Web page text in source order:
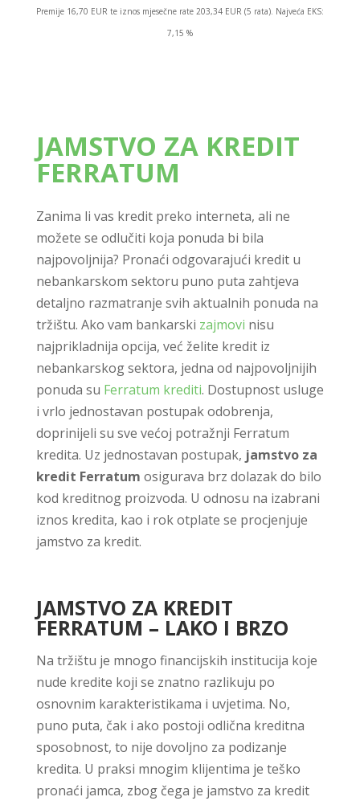
Premije 16,70 EUR te iznos mjesečne rate 203,34 EUR (5 rata). Najveća EKS:
7,15 %
JAMSTVO ZA KREDIT
FERRATUM
Zanima li vas kredit preko interneta, ali ne
možete se odlučiti koja ponuda bi bila
najpovoljnija? Pronaći odgovarajući kredit u
nebankarskom sektoru puno puta zahtjeva
detaljno razmatranje svih aktualnih ponuda na
tržištu. Ako vam bankarski zajmovi nisu
najprikladnija opcija, već želite kredit iz
nebankarskog sektora, jedna od najpovoljnijih
ponuda su Ferratum krediti. Dostupnost usluge
i vrlo jednostavan postupak odobrenja,
doprinijeli su sve većoj potražnji Ferratum
kredita. Uz jednostavan postupak, jamstvo za
kredit Ferratum osigurava brz dolazak do bilo
kod kreditnog proizvoda. U odnosu na izabrani
iznos kredita, kao i rok otplate se procjenjuje
jamstvo za kredit.
JAMSTVO ZA KREDIT
FERRATUM – LAKO I BRZO
Na tržištu je mnogo financijskih institucija koje
nude kredite koji se znatno razlikuju po
osnovnim karakteristikama i uvjetima. No,
puno puta, čak i ako postoji odlična kreditna
sposobnost, to nije dovoljno za podizanje
kredita. U praksi mnogim klijentima je teško
pronaći jamca, zbog čega je jamstvo za kredit